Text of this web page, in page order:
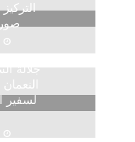
جلالة
لسفير